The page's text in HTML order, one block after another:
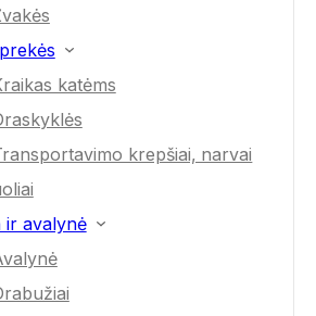
katėms
krepšiai, narvai
ir avalynė